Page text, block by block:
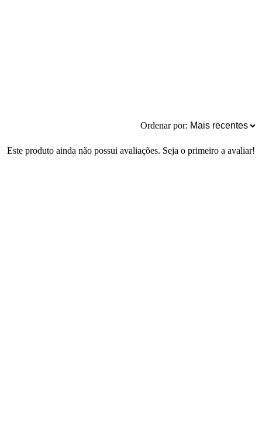
Ordenar por:
Este produto ainda não possui avaliações. Seja o primeiro a avaliar!